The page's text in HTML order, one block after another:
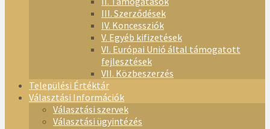
III. Szerződések
IV. Koncessziók
V. Egyéb kifizetések
VI. Európai Unió által támogatott
fejlesztések
VII. Közbeszerzés
Települési Értéktár
Választási Információk
Választási szervek
Választási ügyintézés